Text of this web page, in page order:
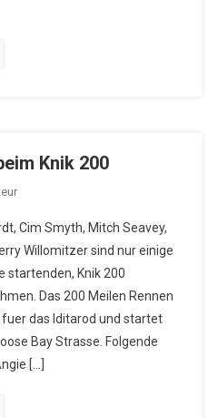
Knik 200
Cim Smyth, Mitch Seavey,
Willomitzer sind nur einige
startenden, Knik 200
Das 200 Meilen Rennen
das Iditarod und startet
Bay Strasse. Folgende
[…]